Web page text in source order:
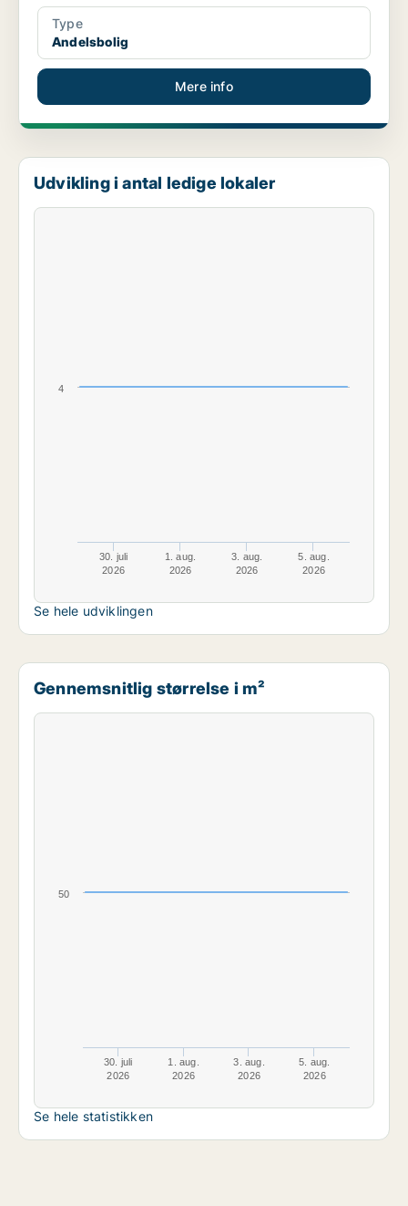
Type
Andelsbolig
Mere info
Udvikling i antal ledige lokaler
30. juli
2026
1. aug.
2026
3. aug.
2026
5. aug.
2026
4
Se hele udviklingen
Gennemsnitlig størrelse i m²
30. juli
2026
1. aug.
2026
3. aug.
2026
5. aug.
2026
50
Se hele statistikken